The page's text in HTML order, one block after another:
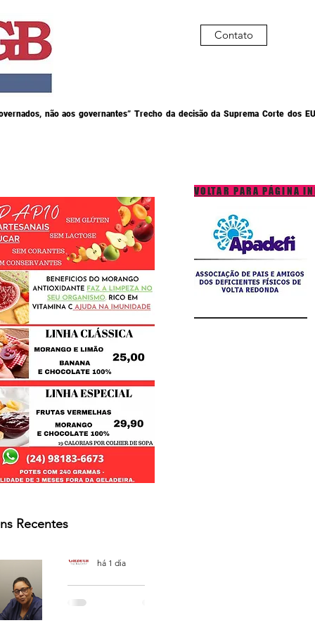
não aos governantes” Trecho da decisão da Suprema Corte dos
Contato
VOLTAR PARA PÁGINA
Recentes
PODCAST
'CAFÉ
há 1 dia